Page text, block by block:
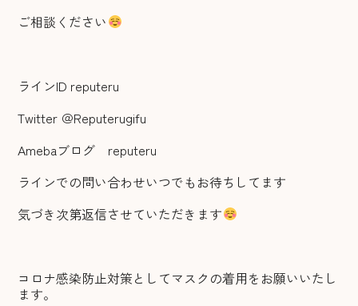
ご相談ください
ラインID reputeru
Twitter ＠Reputerugifu
Amebaブログ reputeru
ラインでの問い合わせいつでもお待ちしてます
気づき次第返信させていただきます
コロナ感染防止対策としてマスクの着用をお願いいたし
ます。